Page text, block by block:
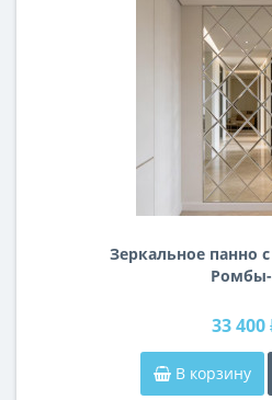
Зеркальное панно
33 400
В корзину